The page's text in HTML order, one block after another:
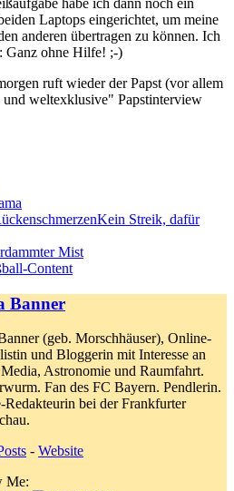
habe ich dann noch ein
Laptops eingerichtet, um meine
anderen übertragen zu können. Ich
Ganz ohne Hilfe! ;-)
ruft wieder der Papst (vor allem
und weltexklusive" Papstinterview
Kein Streik, dafür
Mist
Content
Banner
(geb. Morschhäuser), Online-
und Bloggerin mit Interesse an
Astronomie und Raumfahrt.
Fan des FC Bayern. Pendlerin.
Redakteurin bei der Frankfurter
- Website
Me: